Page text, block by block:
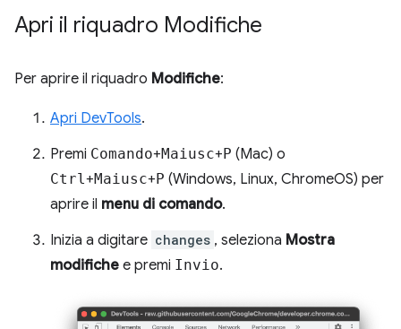
Apri il riquadro Modifiche
Per aprire il riquadro Modifiche:
Apri DevTools.
Premi Comando+Maiusc+P (Mac) o
Ctrl+Maiusc+P (Windows, Linux, ChromeOS) per
aprire il menu di comando.
Inizia a digitare changes , seleziona Mostra
modifiche e premi Invio.